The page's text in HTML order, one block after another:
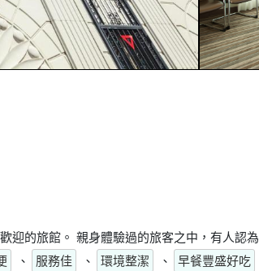
迎的旅館。 親身體驗過的旅客之中，有人認為
、 服務佳 、 環境整潔 、 早餐豐盛好吃